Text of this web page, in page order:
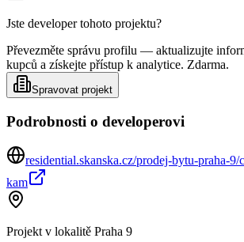
Jste developer tohoto projektu?
Převezměte správu profilu — aktualizujte
kupců a získejte přístup k analytice. Zdarma.
Spravovat projekt
Podrobnosti o developerovi
residential.skanska.cz/prodej-bytu-praha-
kam
Projekt v lokalitě Praha 9